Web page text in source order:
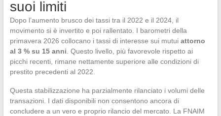
suoi limiti
Dopo l’aumento brusco dei tassi tra il 2022 e il 2024, il
movimento si è invertito e poi rallentato. I barometri della
primavera 2026 collocano i tassi di interesse sui mutui attorno
al 3 % su 15 anni . Questo livello, più favorevole rispetto ai
picchi recenti, rimane nettamente superiore alle condizioni di
prestito precedenti al 2022.
Questa stabilizzazione ha parzialmente rilanciato i volumi delle
transazioni. I dati disponibili non consentono ancora di
concludere a un vero e proprio rilancio del mercato. La FNAIM